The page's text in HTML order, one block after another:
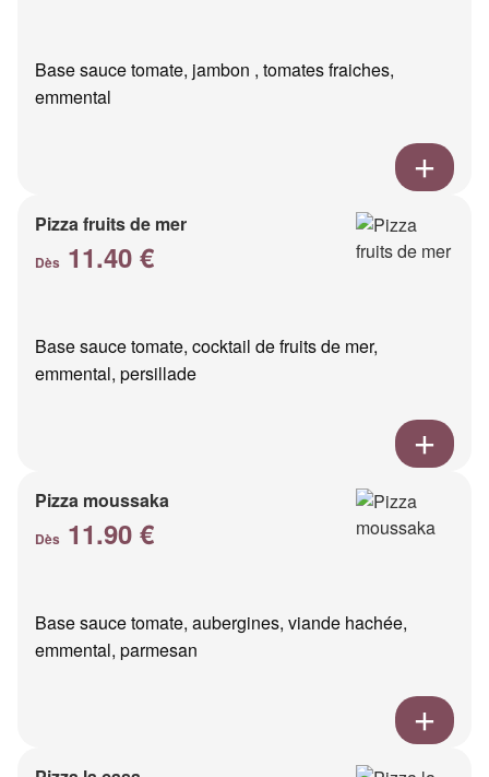
Base sauce tomate, jambon , tomates fraiches,
emmental
Pizza fruits de mer
Dès 11.40 €
Base sauce tomate, cocktail de fruits de mer,
emmental, persillade
Pizza moussaka
Dès 11.90 €
Base sauce tomate, aubergines, viande hachée,
emmental, parmesan